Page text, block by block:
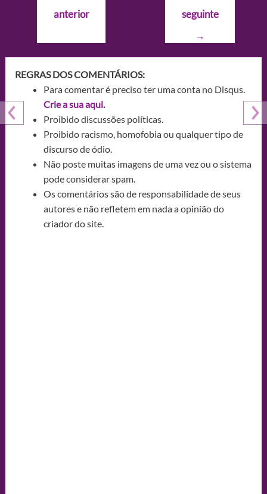
Postanterior
seguinte
→
REGRAS DOS COMENTÁRIOS:
Para comentar é preciso ter uma conta no Disqus.
Crie a sua aqui.
Proibido discussões políticas.
Proibido racismo, homofobia ou qualquer tipo de
discurso de ódio.
Não poste muitas imagens de uma vez ou o sistema
pode considerar spam.
Os comentários são de responsabilidade de seus
autores e não refletem em nada a opinião do
criador do site.